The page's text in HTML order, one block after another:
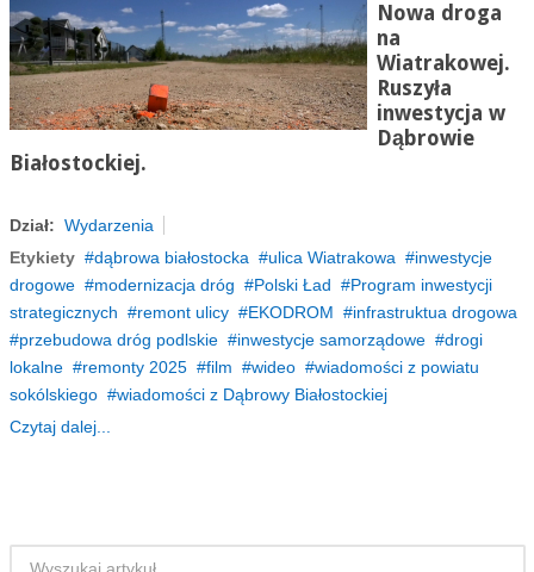
Nowa droga
na
Wiatrakowej.
Ruszyła
inwestycja w
Dąbrowie
Białostockiej.
Dział: Wydarzenia
Etykiety
dąbrowa białostocka ulica Wiatrakowa
inwestycje
drogowe
modernizacja dróg Polski Ład
Program inwestycji
strategicznych
remont ulicy EKODROM
infrastruktua drogowa
przebudowa dróg podlskie
inwestycje samorządowe
drogi
lokalne
remonty 2025 film wideo
wiadomości z powiatu
sokólskiego
wiadomości z Dąbrowy Białostockiej
Czytaj dalej...